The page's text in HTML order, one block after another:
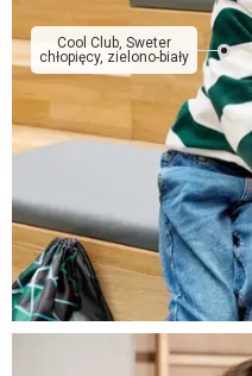
Cool Club, Sweter
chłopięcy, zielono-biały